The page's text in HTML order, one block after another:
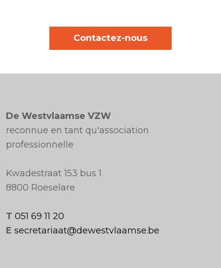
Contactez-nous
De Westvlaamse VZW
reconnue en tant qu'association
professionnelle
Kwadestraat 153 bus 1
8800 Roeselare
T 051 69 11 20
E secretariaat@dewestvlaamse.be